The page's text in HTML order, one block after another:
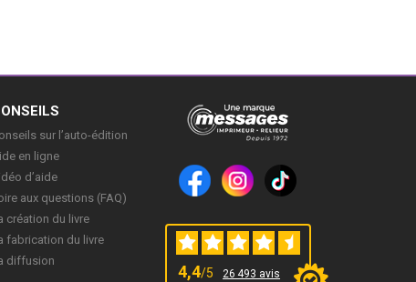
sur l’auto-édition
en ligne
d’aide
aux questions (FAQ)
création du livre
fabrication du livre
diffusion
4,4/5 26 493 avis